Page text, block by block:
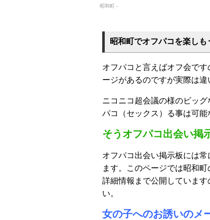
昭和町 -
昭和町でオフパコを楽しも
オフパコと言えばオフ会で
ージがあるのですが実際は違
ニコニコ超会議の様のビッ
パコ（セックス）る事は可能
そうオフパコ出会い掲
オフパコ出会い掲示板には
ます。このページでは昭和
詳細情報まで公開していま
い。
女の子へのお誘いのメ